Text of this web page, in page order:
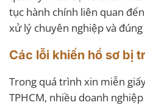
tục hành chính liên quan
xử lý chuyên nghiệp và
Các lỗi khiến hồ sơ bị
Trong quá trình xin miễn
TPHCM, nhiều doanh